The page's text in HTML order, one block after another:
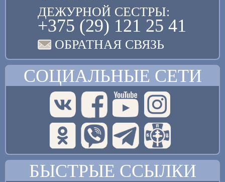
ДЕЖУРНОЙ СЕСТРЫ:
+375 (29) 121 25 41
ОБРАТНАЯ СВЯЗЬ
СОЦИАЛЬНЫЕ СЕТИ
БЫСТРЫЕ ССЫЛКИ